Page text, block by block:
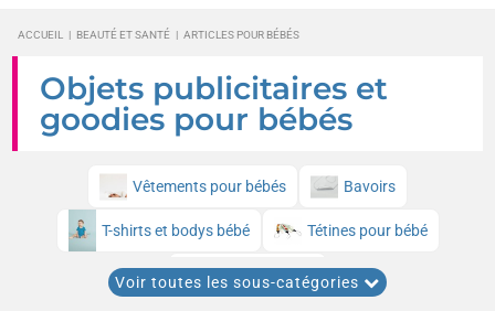
ACCUEIL | BEAUTÉ ET SANTÉ | ARTICLES POUR BÉBÉS
Objets publicitaires et
goodies pour bébés
Vêtements pour bébés Bavoirs
T-shirts et bodys bébé Tétines pour bébé
Bonnets bébés
Voir toutes les sous-catégories